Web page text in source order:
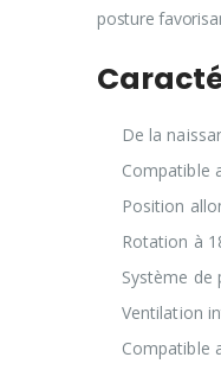
posture
De la
Compatible
Position
Rotation à
Système de
Ventilation
Compatible